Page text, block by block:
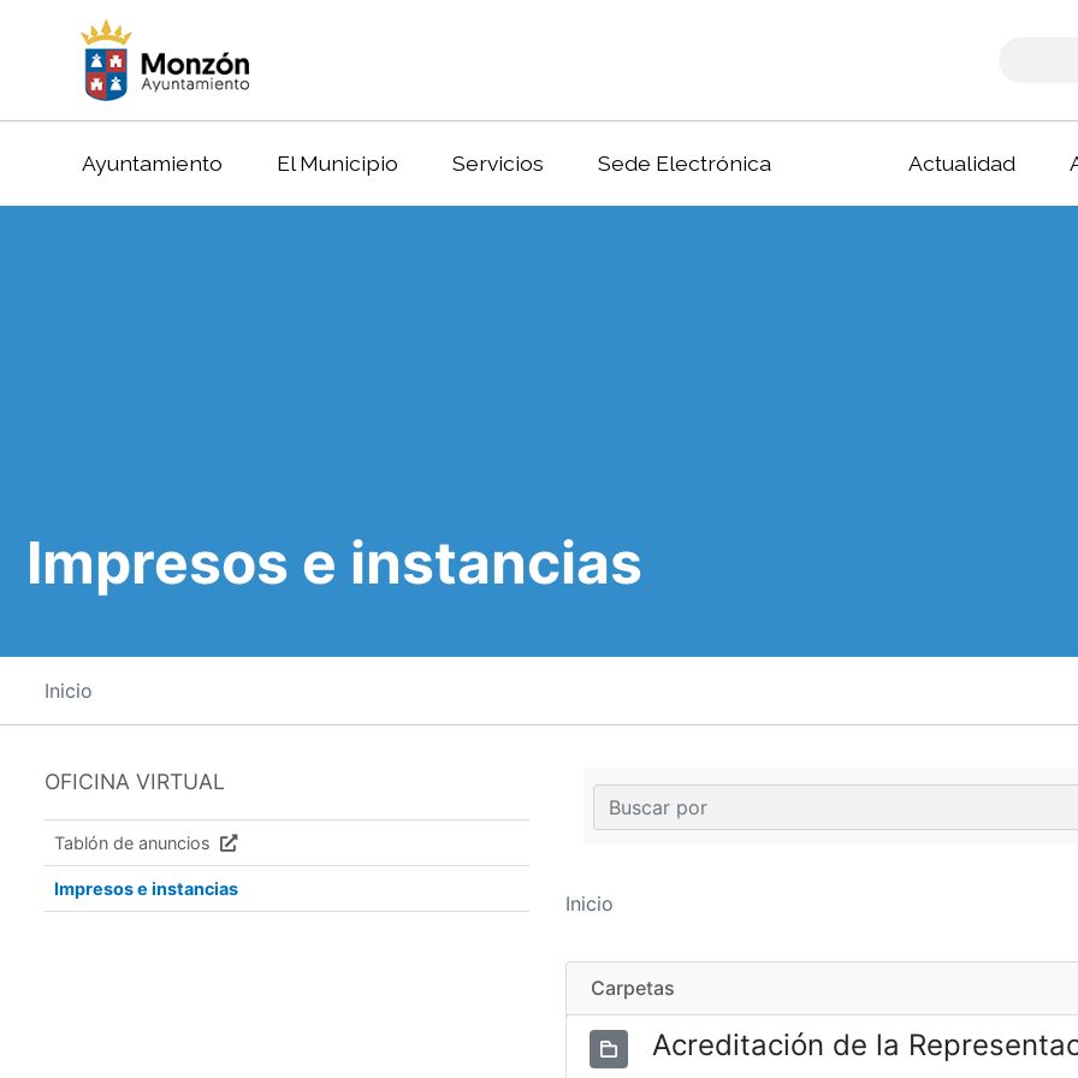
Ayuntamiento El Municipio Servicios Sede Electrónica Actualidad
Impresos e instancias
Inicio
OFICINA VIRTUAL
Tablón de anuncios
Impresos e instancias
Inicio
Carpetas
Acreditación de la